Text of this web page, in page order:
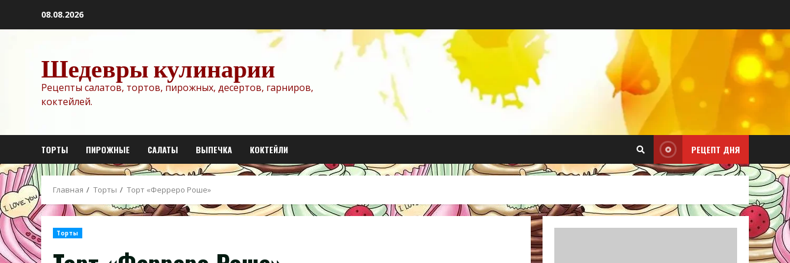
08.08.2026
Шедевры кулинарии
Рецепты салатов, тортов, пирожных, десертов, гарниров,
коктейлей.
ТОРТЫ ПИРОЖНЫЕ САЛАТЫ ВЫПЕЧКА КОКТЕЙЛИ РЕЦЕПТ ДНЯ
Главная Торты Торт «Ферреро Роше»
Торты